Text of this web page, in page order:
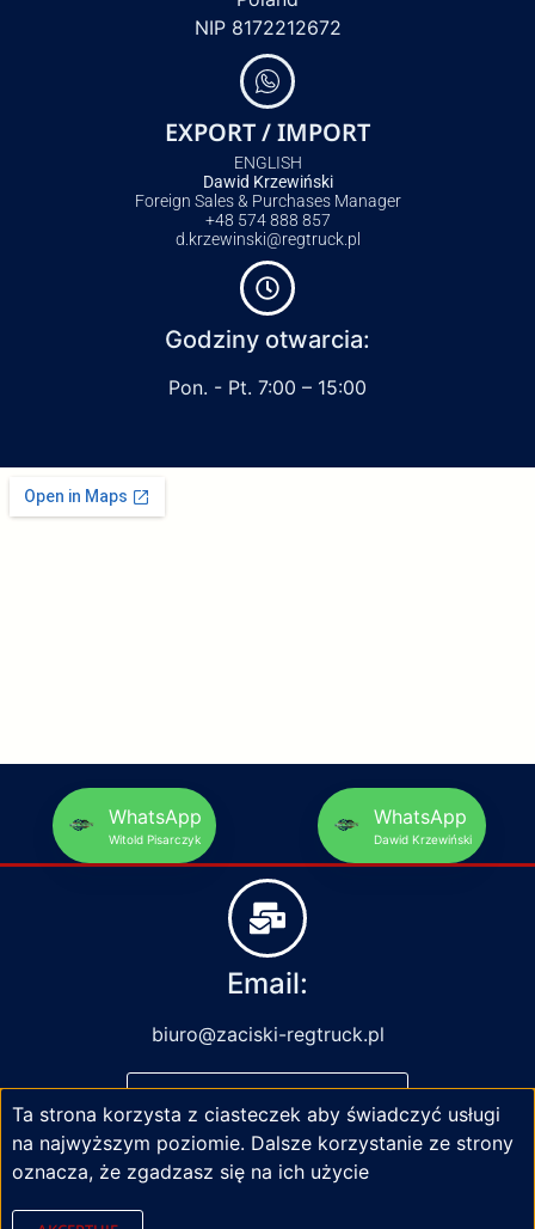
NIP 8172212672
EXPORT / IMPORT
ENGLISH
Dawid Krzewiński
Foreign Sales & Purchases Manager
+48 574 888 857
d.krzewinski@regtruck.pl
Godziny otwarcia:
Pon. - Pt. 7:00 – 15:00
WhatsApp
Witold Pisarczyk
WhatsApp
Dawid Krzewiński
Email:
biuro@zaciski-regtruck.pl
NAPISZ DO NAS
Ta strona korzysta z ciasteczek aby świadczyć usługi
na najwyższym poziomie. Dalsze korzystanie ze strony
oznacza, że zgadzasz się na ich użycie